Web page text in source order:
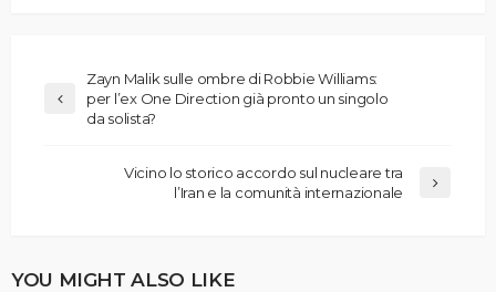
Zayn Malik sulle ombre di Robbie Williams:
per l’ex One Direction già pronto un singolo
da solista?
Vicino lo storico accordo sul nucleare tra
l’Iran e la comunità internazionale
YOU MIGHT ALSO LIKE